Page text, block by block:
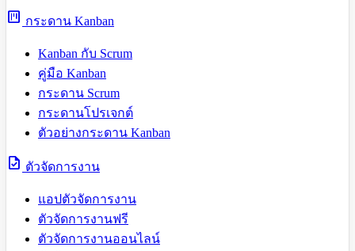
view_kanban กระดาน Kanban
Kanban กับ Scrum
คู่มือ Kanban
กระดาน Scrum
กระดานโปรเจกต์
ตัวอย่างกระดาน Kanban
task ตัวจัดการงาน
แอปตัวจัดการงาน
ตัวจัดการงานฟรี
ตัวจัดการงานออนไลน์